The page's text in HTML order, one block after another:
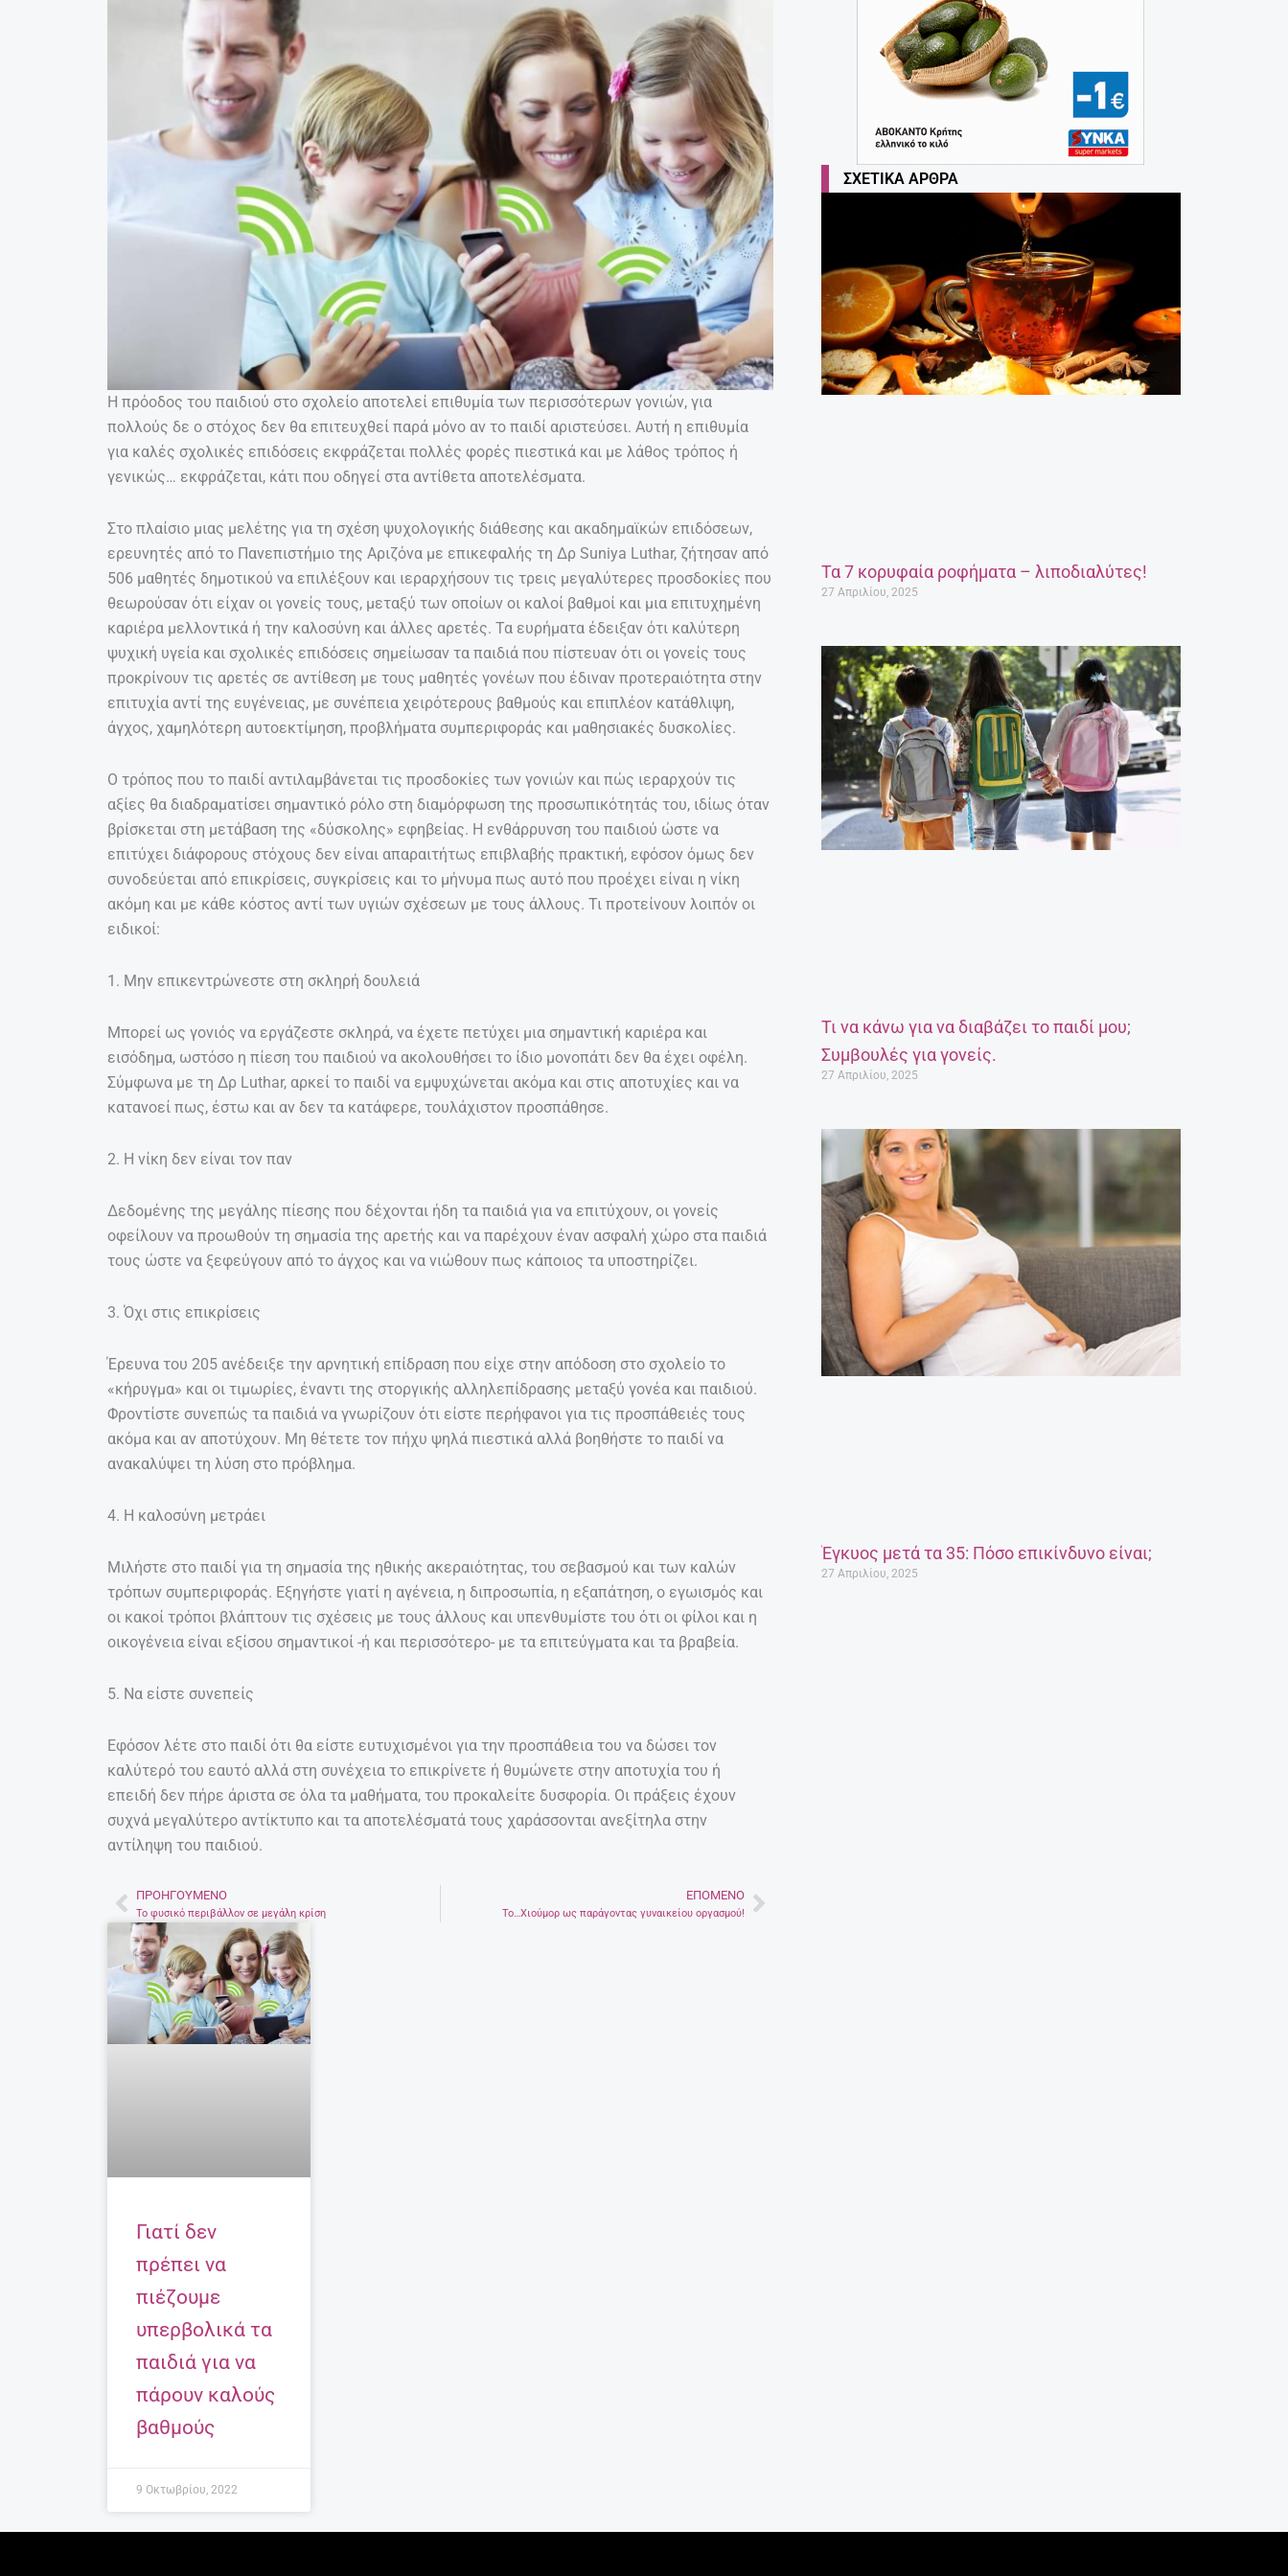
Η πρόοδος του παιδιού στο σχολείο αποτελεί επιθυμία των περισσότερων γονιών, για
πολλούς δε ο στόχος δεν θα επιτευχθεί παρά μόνο αν το παιδί αριστεύσει. Αυτή η επιθυμία
για καλές σχολικές επιδόσεις εκφράζεται πολλές φορές πιεστικά και με λάθος τρόπος ή
γενικώς… εκφράζεται, κάτι που οδηγεί στα αντίθετα αποτελέσματα.
Στο πλαίσιο μιας μελέτης για τη σχέση ψυχολογικής διάθεσης και ακαδημαϊκών επιδόσεων,
ερευνητές από το Πανεπιστήμιο της Αριζόνα με επικεφαλής τη Δρ Suniya Luthar, ζήτησαν από
506 μαθητές δημοτικού να επιλέξουν και ιεραρχήσουν τις τρεις μεγαλύτερες προσδοκίες που
θεωρούσαν ότι είχαν οι γονείς τους, μεταξύ των οποίων οι καλοί βαθμοί και μια επιτυχημένη
καριέρα μελλοντικά ή την καλοσύνη και άλλες αρετές. Τα ευρήματα έδειξαν ότι καλύτερη
ψυχική υγεία και σχολικές επιδόσεις σημείωσαν τα παιδιά που πίστευαν ότι οι γονείς τους
προκρίνουν τις αρετές σε αντίθεση με τους μαθητές γονέων που έδιναν προτεραιότητα στην
επιτυχία αντί της ευγένειας, με συνέπεια χειρότερους βαθμούς και επιπλέον κατάθλιψη,
άγχος, χαμηλότερη αυτοεκτίμηση, προβλήματα συμπεριφοράς και μαθησιακές δυσκολίες.
Ο τρόπος που το παιδί αντιλαμβάνεται τις προσδοκίες των γονιών και πώς ιεραρχούν τις
αξίες θα διαδραματίσει σημαντικό ρόλο στη διαμόρφωση της προσωπικότητάς του, ιδίως όταν
βρίσκεται στη μετάβαση της «δύσκολης» εφηβείας. Η ενθάρρυνση του παιδιού ώστε να
επιτύχει διάφορους στόχους δεν είναι απαραιτήτως επιβλαβής πρακτική, εφόσον όμως δεν
συνοδεύεται από επικρίσεις, συγκρίσεις και το μήνυμα πως αυτό που προέχει είναι η νίκη
ακόμη και με κάθε κόστος αντί των υγιών σχέσεων με τους άλλους. Τι προτείνουν λοιπόν οι
ειδικοί:
1. Μην επικεντρώνεστε στη σκληρή δουλειά
Μπορεί ως γονιός να εργάζεστε σκληρά, να έχετε πετύχει μια σημαντική καριέρα και
εισόδημα, ωστόσο η πίεση του παιδιού να ακολουθήσει το ίδιο μονοπάτι δεν θα έχει οφέλη.
Σύμφωνα με τη Δρ Luthar, αρκεί το παιδί να εμψυχώνεται ακόμα και στις αποτυχίες και να
κατανοεί πως, έστω και αν δεν τα κατάφερε, τουλάχιστον προσπάθησε.
2. Η νίκη δεν είναι τον παν
Δεδομένης της μεγάλης πίεσης που δέχονται ήδη τα παιδιά για να επιτύχουν, οι γονείς
οφείλουν να προωθούν τη σημασία της αρετής και να παρέχουν έναν ασφαλή χώρο στα παιδιά
τους ώστε να ξεφεύγουν από το άγχος και να νιώθουν πως κάποιος τα υποστηρίζει.
3. Όχι στις επικρίσεις
Έρευνα του 205 ανέδειξε την αρνητική επίδραση που είχε στην απόδοση στο σχολείο το
«κήρυγμα» και οι τιμωρίες, έναντι της στοργικής αλληλεπίδρασης μεταξύ γονέα και παιδιού.
Φροντίστε συνεπώς τα παιδιά να γνωρίζουν ότι είστε περήφανοι για τις προσπάθειές τους
ακόμα και αν αποτύχουν. Μη θέτετε τον πήχυ ψηλά πιεστικά αλλά βοηθήστε το παιδί να
ανακαλύψει τη λύση στο πρόβλημα.
4. Η καλοσύνη μετράει
Μιλήστε στο παιδί για τη σημασία της ηθικής ακεραιότητας, του σεβασμού και των καλών
τρόπων συμπεριφοράς. Εξηγήστε γιατί η αγένεια, η διπροσωπία, η εξαπάτηση, ο εγωισμός και
οι κακοί τρόποι βλάπτουν τις σχέσεις με τους άλλους και υπενθυμίστε του ότι οι φίλοι και η
οικογένεια είναι εξίσου σημαντικοί -ή και περισσότερο- με τα επιτεύγματα και τα βραβεία.
5. Να είστε συνεπείς
Εφόσον λέτε στο παιδί ότι θα είστε ευτυχισμένοι για την προσπάθεια του να δώσει τον
καλύτερό του εαυτό αλλά στη συνέχεια το επικρίνετε ή θυμώνετε στην αποτυχία του ή
επειδή δεν πήρε άριστα σε όλα τα μαθήματα, του προκαλείτε δυσφορία. Οι πράξεις έχουν
συχνά μεγαλύτερο αντίκτυπο και τα αποτελέσματά τους χαράσσονται ανεξίτηλα στην
αντίληψη του παιδιού.
Prev
ΠΡΟΗΓΟΎΜΕΝΟ
Το φυσικό περιβάλλον σε μεγάλη κρίση
ΕΠΌΜΕΝΟ
Το…Χιούμορ ως παράγοντας γυναικείου οργασμού!Next
Γιατί δεν
πρέπει να
πιέζουμε
υπερβολικά τα
παιδιά για να
πάρουν καλούς
βαθμούς
9 Οκτωβρίου, 2022
ΣΧΕΤΙΚΆ ΆΡΘΡΑ
Τα 7 κορυφαία ροφήματα – λιποδιαλύτες!
27 Απριλίου, 2025
Τι να κάνω για να διαβάζει το παιδί μου;
Συμβουλές για γονείς.
27 Απριλίου, 2025
Έγκυος μετά τα 35: Πόσο επικίνδυνο είναι;
27 Απριλίου, 2025